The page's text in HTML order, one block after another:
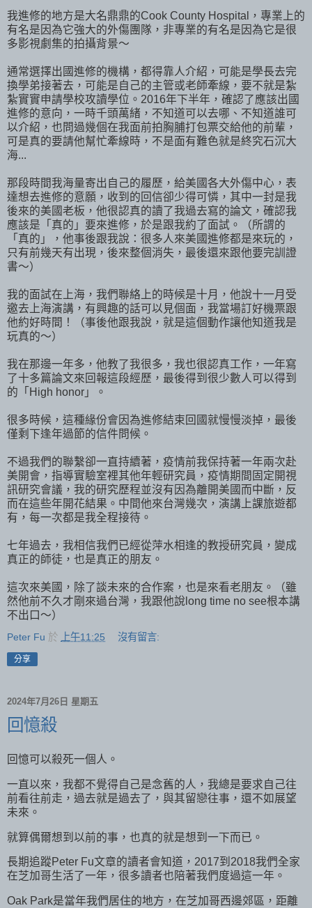
我進修的地方是大名鼎鼎的Cook County Hospital，專業上的
有名是因為它強大的外傷團隊，非專業的有名是因為它是很
多影視劇集的拍攝背景～
通常選擇出國進修的機構，都得靠人介紹，可能是學長去完
換學弟接著去，可能是自己的主管或老師牽線，要不就是紮
紮實實申請學校攻讀學位。2016年下半年，確認了應該出國
進修的意向，一時千頭萬緒，不知道可以去哪、不知道誰可
以介紹，也問過幾個在我面前拍胸脯打包票交給他的前輩，
可是真的要請他幫忙牽線時，不是面有難色就是終究石沉大
海...
那段時間我海量寄出自己的履歷，給美國各大外傷中心，表
達想去進修的意願，收到的回信卻少得可憐，其中一封是我
後來的美國老板，他很認真的讀了我過去寫的論文，確認我
應該是「真的」要來進修，於是跟我約了面試。（所謂的
「真的」，他事後跟我說：很多人來美國進修都是來玩的，
只有前幾天有出現，後來整個消失，最後還來跟他要完訓證
書～）
我的面試在上海，我們聯絡上的時候是十月，他說十一月受
邀去上海演講，有興趣的話可以見個面，我當場訂好機票跟
他約好時間！（事後他跟我說，就是這個動作讓他知道我是
玩真的～）
我在那邊一年多，他教了我很多，我也很認真工作，一年寫
了十多篇論文來回報這段經歷，最後得到很少數人可以得到
的「High honor」。
很多時候，這種緣份會因為進修結束回國就慢慢淡掉，最後
僅剩下逢年過節的信件問候。
不過我們的聯繫卻一直持續著，疫情前我保持著一年兩次赴
美開會，指導實驗室裡其他年輕研究員，疫情期間固定開視
訊研究會議，我的研究歷程並沒有因為離開美國而中斷，反
而在這些年開花結果。中間他來台灣幾次，演講上課旅遊都
有，每一次都是我全程接待。
七年過去，我相信我們已經從萍水相逢的教授研究員，變成
真正的師徒，也是真正的朋友。
這次來美國，除了談未來的合作案，也是來看老朋友。（雖
然他前不久才剛來過台灣，我跟他說long time no see根本講
不出口～）
Peter Fu 於 上午11:25 沒有留言:
分享
2024年7月26日 星期五
回憶殺
回憶可以殺死一個人。
一直以來，我都不覺得自己是念舊的人，我總是要求自己往
前看往前走，過去就是過去了，與其留戀往事，還不如展望
未來。
就算偶爾想到以前的事，也真的就是想到一下而已。
長期追蹤Peter Fu文章的讀者會知道，2017到2018我們全家
在芝加哥生活了一年，很多讀者也陪著我們度過這一年。
Oak Park是當年我們居住的地方，在芝加哥西邊郊區，距離